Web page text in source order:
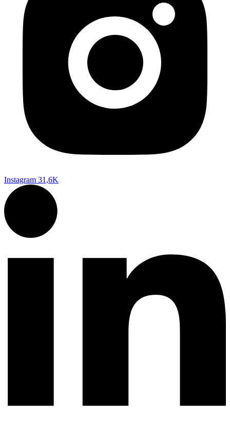
Instagram 31,6K